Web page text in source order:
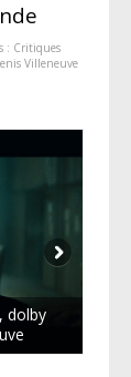
: Critiques
Villeneuve
dolby